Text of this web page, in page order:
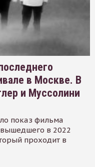
в Москве. В
и Муссолини
показ фильма
в 2022
проходит в